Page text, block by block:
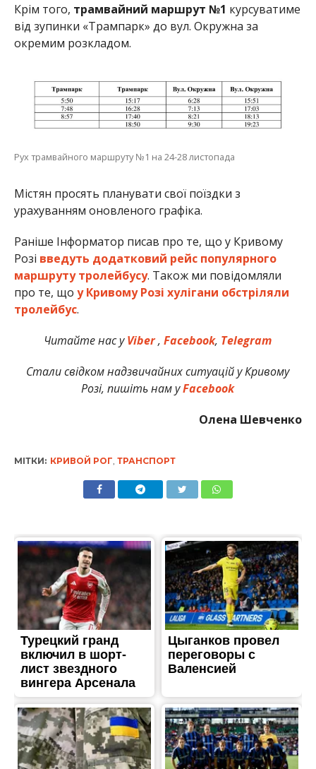
Крім того, трамвайний маршрут №1 курсуватиме
від зупинки «Трампарк» до вул. Окружна за
окремим розкладом.
Рух трамвайного маршруту №1 на 24-28 листопада
Містян просять планувати свої поїздки з
урахуванням оновленого графіка.
Раніше Інформатор писав про те, що у Кривому
Розі введуть додатковий рейс популярного
маршруту тролейбусу. Також ми повідомляли
про те, що у Кривому Розі хулігани обстріляли
тролейбус.
Читайте нас уViber,Facebook, Telegram
Стали свідком надзвичайних ситуацій у Кривому
Розі, пишіть нам уFacebook
Олена Шевченко
МІТКИ: КРИВОЙ РОГ ТРАНСПОРТ